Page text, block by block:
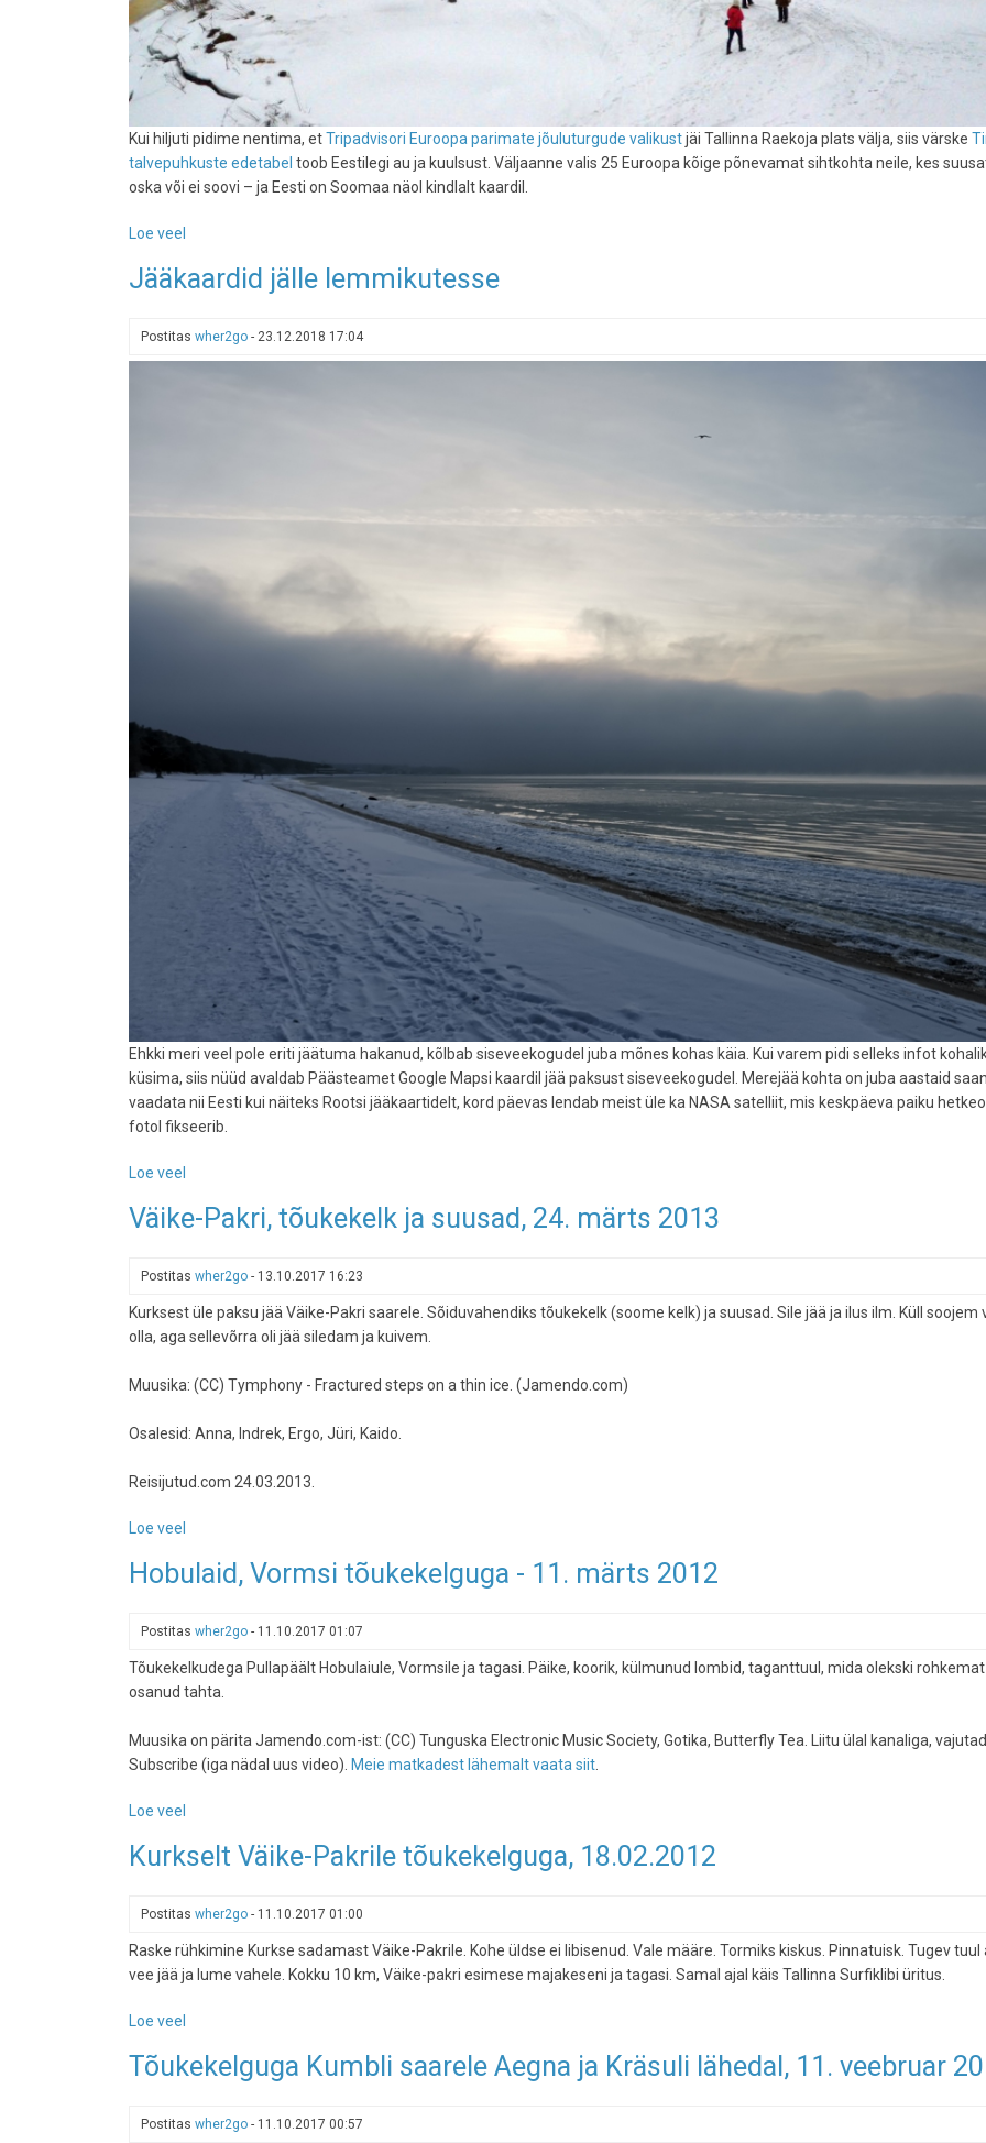
Kui hiljuti pidime nentima, etTripadvisori Euroopa parimate jõuluturgude valikustjäi Tallinna Raekoja plats välja, siis värske
talvepuhkuste edetabel toob Eestilegi au ja kuulsust. Väljaanne valis 25 Euroopa kõige põnevamat sihtkohta neile, kes
oska või ei soovi – ja Eesti on Soomaa näol kindlalt kaardil.
Loe veel
parimad
mittesuusatajatele:
Jääkaardid jälle lemmikutesse
Postitas wher2go - 23.12.2018 17:04
Ehkki meri veel pole eriti jäätuma hakanud, kõlbab siseveekogudel juba mõnes kohas käia. Kui varem pidi selleks infot
küsima, siis nüüd avaldab Päästeamet Google Mapsi kaardil jää paksust siseveekogudel. Merejää kohta on juba aastaid
vaadata nii Eesti kui näiteks Rootsi jääkaartidelt, kord päevas lendab meist üle ka NASA satelliit, mis keskpäeva paiku
fotol fikseerib.
Loe veel
jälle
Väike-Pakri, tõukekelk ja suusad, 24. märts 2013
Postitas wher2go - 13.10.2017 16:23
Kurksest üle paksu jää Väike-Pakri saarele. Sõiduvahendiks tõukekelk (soome kelk) ja suusad. Sile jää ja ilus ilm. Küll soojem
olla, aga sellevõrra oli jää siledam ja kuivem.
Muusika: (CC) Tymphony - Fractured steps on a thin ice. (Jamendo.com)
Osalesid: Anna, Indrek, Ergo, Jüri, Kaido.
Reisijutud.com 24.03.2013.
Loe veel
Pakri,
ja
24.
märts
Hobulaid, Vormsi tõukekelguga - 11. märts 2012
Postitas wher2go - 11.10.2017 01:07
Tõukekelkudega Pullapäält Hobulaiule, Vormsile ja tagasi. Päike, koorik, külmunud lombid, taganttuul, mida olekski rohkemat
osanud tahta.
Muusika on pärita Jamendo.com-ist: (CC) Tunguska Electronic Music Society, Gotika, Butterfly Tea. Liitu ülal kanaliga,
Subscribe (iga nädal uus video). Meie matkadest lähemalt vaata siit
Loe veel
Vormsi
-
märts
2012
Kurkselt Väike-Pakrile tõukekelguga, 18.02.2012
Postitas wher2go - 11.10.2017 01:00
Raske rühkimine Kurkse sadamast Väike-Pakrile. Kohe üldse ei libisenud. Vale määre. Tormiks kiskus. Pinnatuisk. Tugev tuul
vee jää ja lume vahele. Kokku 10 km, Väike-pakri esimese majakeseni ja tagasi. Samal ajal käis Tallinna Surfiklibi üritus.
Loe veel
Väike-
tõukekelguga,
Tõukekelguga Kumbli saarele Aegna ja Kräsuli lähedal, 11. veebruar
Postitas wher2go - 11.10.2017 00:57